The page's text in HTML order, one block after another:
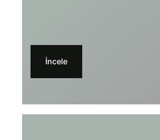
İncele